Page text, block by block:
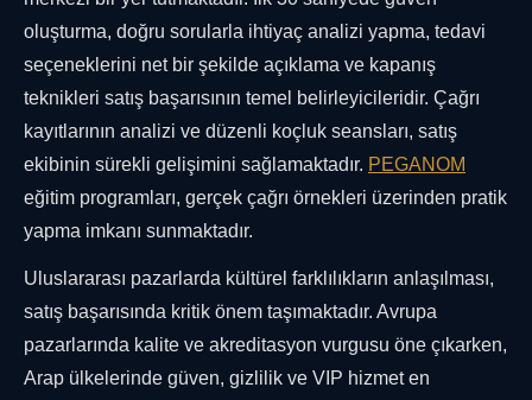
oluşturma, doğru sorularla ihtiyaç analizi yapma, tedavi
seçeneklerini net bir şekilde açıklama ve kapanış
teknikleri satış başarısının temel belirleyicileridir. Çağrı
kayıtlarının analizi ve düzenli koçluk seansları, satış
ekibinin sürekli gelişimini sağlamaktadır. PEGANOM
eğitim programları, gerçek çağrı örnekleri üzerinden pratik
yapma imkanı sunmaktadır.
Uluslararası pazarlarda kültürel farklılıkların anlaşılması,
satış başarısında kritik önem taşımaktadır. Avrupa
pazarlarında kalite ve akreditasyon vurgusu öne çıkarken,
Arap ülkelerinde güven, gizlilik ve VIP hizmet en